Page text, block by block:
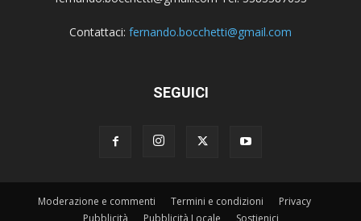
Contattaci: fernando.bocchetti@gmail.com
SEGUICI
Moderazione e commenti Termini e condizioni
Privacy
Pubblicità
Pubblicità Locale Sostienici